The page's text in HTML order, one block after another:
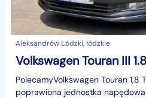
Aleksandrów Łódzki, łódzkie
PolecamyVolkswagen Touran 1,8
poprawiona jednostka